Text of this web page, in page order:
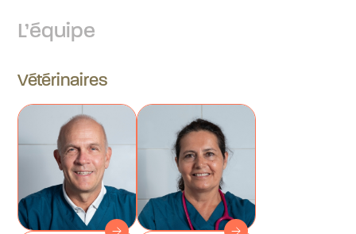
L’équipe
Vétérinaires